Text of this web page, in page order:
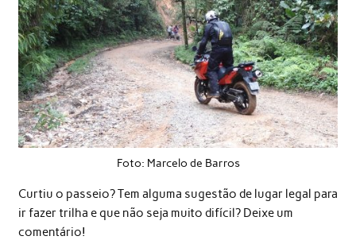
Foto: Marcelo de Barros
Curtiu o passeio? Tem alguma sugestão de lugar legal para
ir fazer trilha e que não seja muito difícil? Deixe um
comentário!